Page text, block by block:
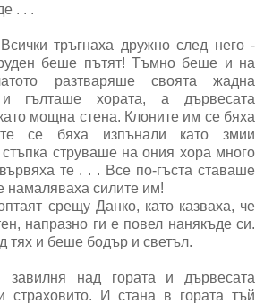
. . .
тръгнаха дружно след него -
беше пътят! Тъмно беше и на
разтваряше своята жадна
гълташе хората, а дървесата
мощна стена. Клоните им се бяха
се бяха изпънали като змии
струваше на ония хора много
те . . . Все по-гъста ставаше
намаляваха силите им!
срещу Данко, като казваха, че
напразно ги е повел нанякъде си.
тях и беше бодър и светъл.
над гората и дървесата
страховито. И стана в гората тъй